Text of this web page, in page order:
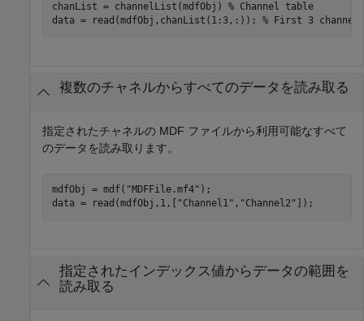
chanList = channelList(mdfObj) % Channel table
data = read(mdfObj,chanList(1:3,:)); % First 3 channels
複数のチャネルからすべてのデータを読み取る
指定されたチャネルの MDF ファイルから利用可能なすべて
のデータを読み取ります。
mdfObj = mdf( "MDFFile.mf4" );
data = read(mdfObj,1,[
"Channel1" , "Channel2" ]);
指定されたインデックス値からデータの範囲を
読み取る